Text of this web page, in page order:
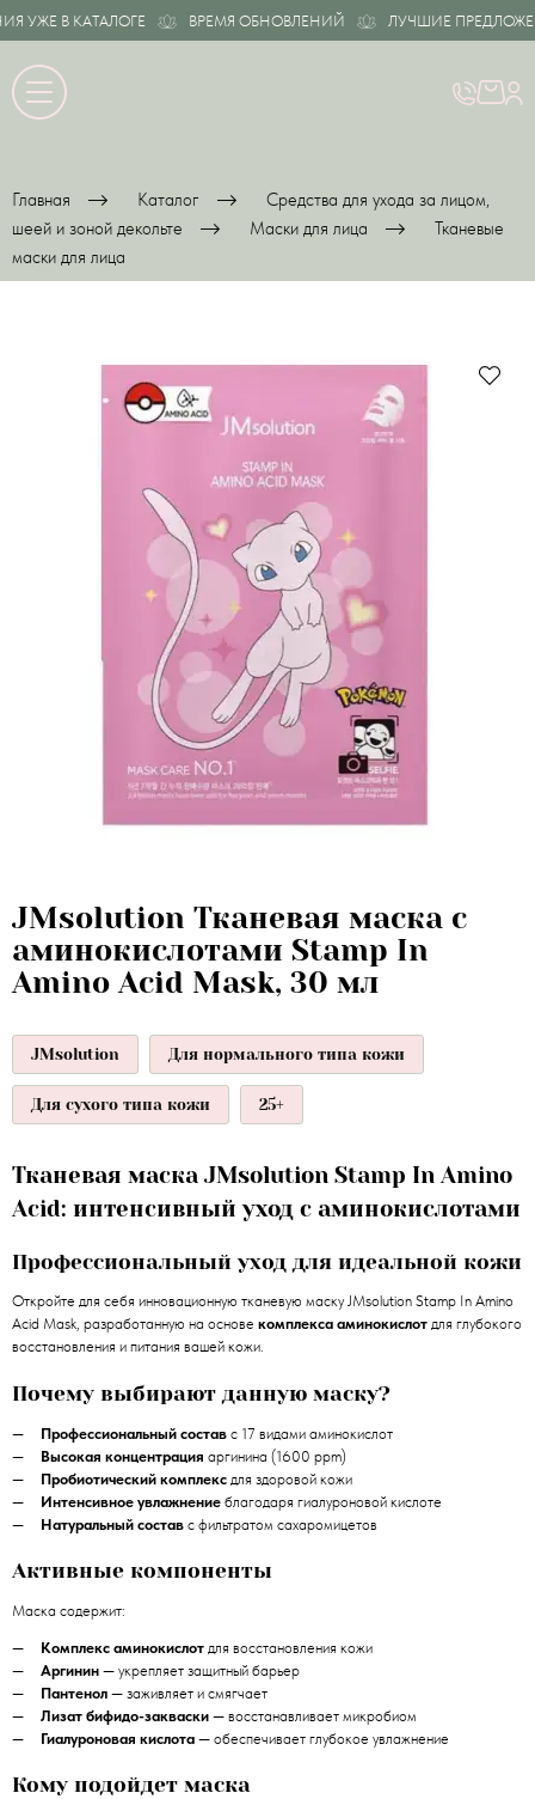
В КАТАЛОГЕ ВРЕМЯ ОБНОВЛЕНИЙ ЛУЧШИЕ
Главная Каталог
Средства для ухода за лицом,
шеей и зоной декольте
Маски для лица
Тканевые
маски для лица
JMsolution Тканевая маска с
аминокислотами Stamp In
Amino Acid Mask, 30 мл
JMsolution Для нормального типа кожи
Для сухого типа кожи 25+
Тканевая маска JMsolution Stamp In Amino
Acid: интенсивный уход с аминокислотами
Профессиональный уход для идеальной кожи
Откройте для себя инновационную тканевую маску JMsolution Stamp In Amino
Acid Mask, разработанную на основе комплекса аминокислот для глубокого
восстановления и питания вашей кожи.
Почему выбирают данную маску?
Профессиональный состав с 17 видами аминокислот
Высокая концентрация аргинина (1600 ppm)
Пробиотический комплекс для здоровой кожи
Интенсивное увлажнение благодаря гиалуроновой кислоте
Натуральный состав с фильтратом сахаромицетов
Активные компоненты
Маска содержит:
Комплекс аминокислот для восстановления кожи
Аргинин — укрепляет защитный барьер
Пантенол — заживляет и смягчает
Лизат бифидо-закваски — восстанавливает микробиом
Гиалуроновая кислота — обеспечивает глубокое увлажнение
Кому подойдет маска